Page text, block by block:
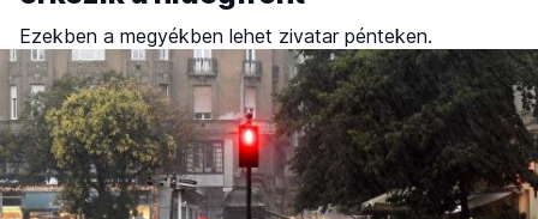
Ezekben a megyékben lehet zivatar pénteken.